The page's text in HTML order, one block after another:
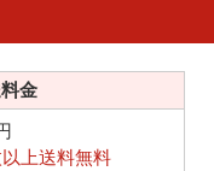
金
以上送料無料